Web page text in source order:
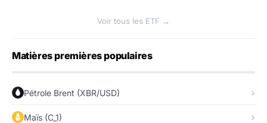
Voir tous les ETF →
Matières premières populaires
Pétrole Brent (XBR/USD)
Maïs (C_1)